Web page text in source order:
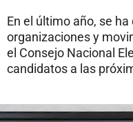
En el último año, se
organizaciones y
el Consejo Nacional
candidatos a las